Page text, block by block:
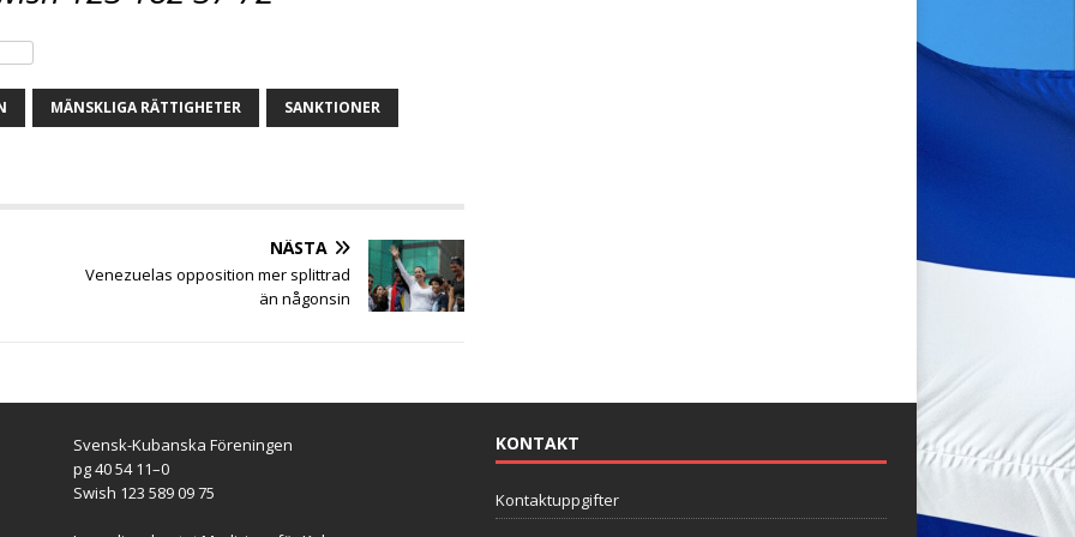
MÄNSKLIGA RÄTTIGHETER SANKTIONER
NÄSTA
Venezuelas opposition mer splittrad
än någonsin
Svensk-Kubanska Föreningen
pg 40 54 11–0
Swish 123 589 09 75
KONTAKT
Kontaktuppgifter